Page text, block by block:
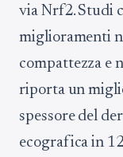
via Nrf2. Studi
miglioramenti
compattezza e
riporta un
spessore del
ecografica in